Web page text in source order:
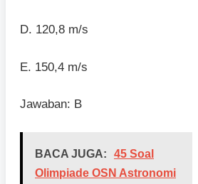
D. 120,8 m/s
E. 150,4 m/s
Jawaban: B
BACA JUGA:
45 Soal
Olimpiade OSN Astronomi